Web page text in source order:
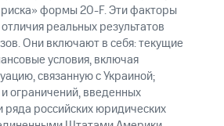
формы 20-F. Эти факторы
реальных результатов
Они включают в себя: текущие
условия, включая
связанную с Украиной;
ограничений, введенных
ряда российских юридических